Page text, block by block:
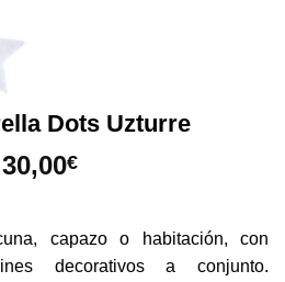
Dots Uzturre
30,00€
capazo o habitación, con
decorativos a conjunto.